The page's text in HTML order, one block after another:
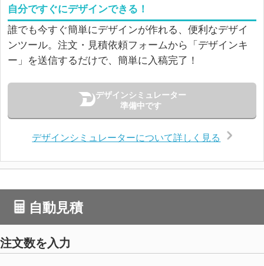
自分ですぐにデザインできる！
誰でも今すぐ簡単にデザインが作れる、便利なデザイ
ンツール。注文・見積依頼フォームから「デザインキ
ー」を送信するだけで、簡単に入稿完了！
デザインシミュレーター
準備中です
デザインシミュレーターについて詳しく見る
自動見積
注文数を入力